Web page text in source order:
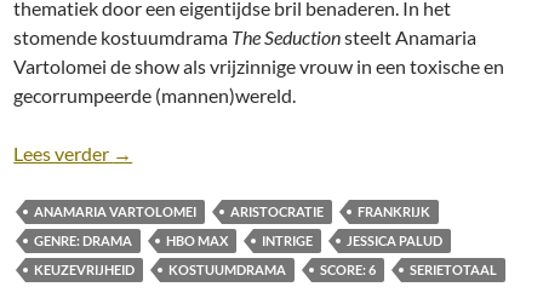
thematiek door een eigentijdse bril benaderen. In het
stomende kostuumdrama The Seductionsteelt Anamaria
Vartolomei de show als vrijzinnige vrouw in een toxische en
gecorrumpeerde (mannen)wereld.
Lees verder Recensie: The Seduction (Merteuil) [Jessica Palud;
→
ANAMARIA VARTOLOMEI ARISTOCRATIE
FRANKRIJK
GENRE: DRAMA
HBO MAX INTRIGE
JESSICA PALUD
KEUZEVRIJHEID
KOSTUUMDRAMA SCORE: 6 SERIETOTAAL